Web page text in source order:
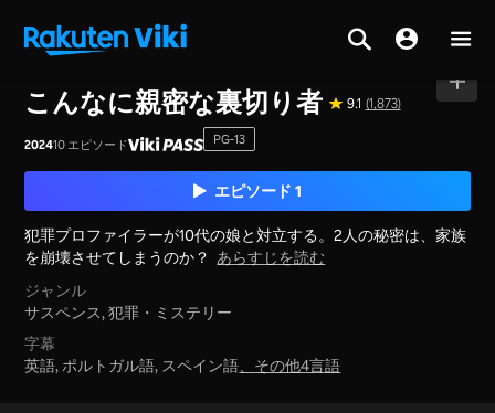
こんなに親密な裏切り者 9.1 (1,873)
202410 エピソード PG-13
エピソード 1
犯罪プロファイラーが10代の娘と対立する。2人の秘密は、家族
を崩壊させてしまうのか？ あらすじを読む
ジャンル
サスペンス,犯罪・ミステリー
字幕
英語, ポルトガル語, スペイン語
その他4言語